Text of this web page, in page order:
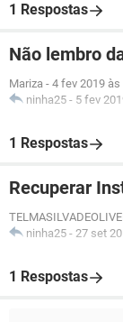
1 Respostas
Não lembro
Mariza - 4 fev 2019 às
ninha25 - 5 fev
1 Respostas
Recuperar
ninha25 - 27 set
1 Respostas